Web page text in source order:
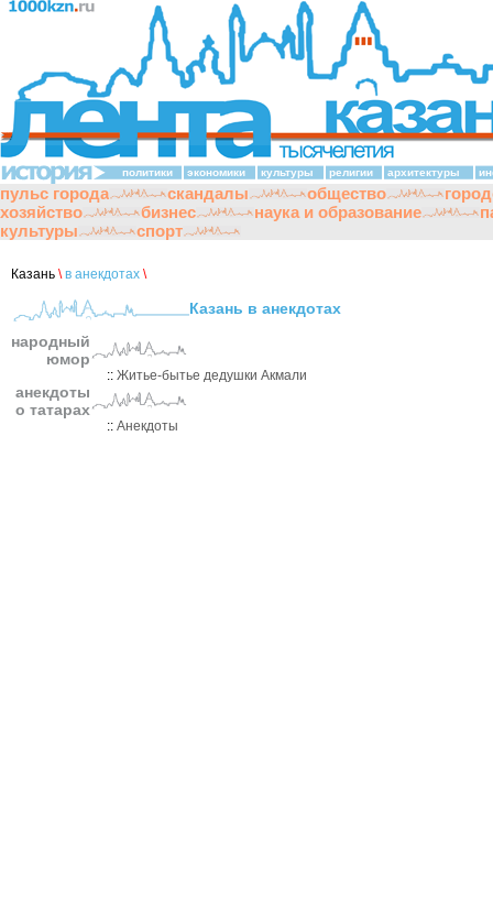
политики экономики культуры религии архитектуры
пульс города скандалы общество
хозяйство
бизнес наука и образование
культуры
спорт
Казань \ в анекдотах \
Казань в анекдотах
народный
юмор
:: Житье-бытье дедушки Акмали
анекдоты
о татарах
:: Анекдоты